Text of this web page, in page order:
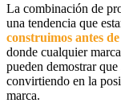
La combinación de
una tendencia que
construimos antes
donde cualquier
pueden demostrar
convirtiendo en la
marca.